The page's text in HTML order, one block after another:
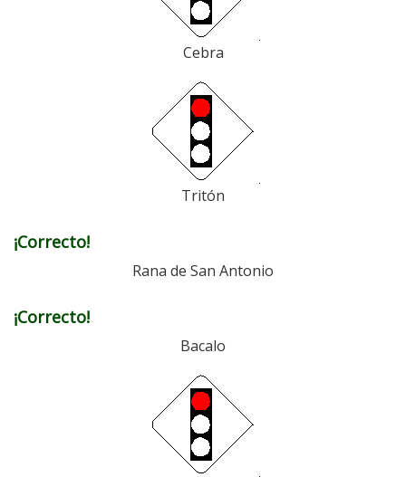
Cebra
Tritón
¡Correcto!
Rana de San Antonio
¡Correcto!
Bacalo